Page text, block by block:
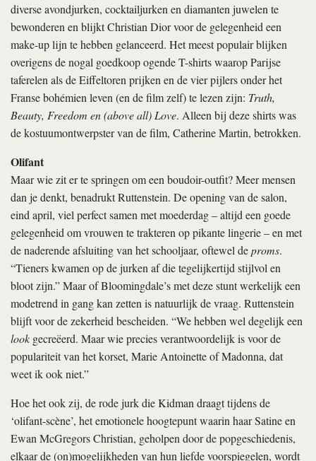
diverse avondjurken, cocktailjurken en diamanten juwelen te
bewonderen en blijkt Christian Dior voor de gelegenheid een
make-up lijn te hebben gelanceerd. Het meest populair blijken
overigens de nogal goedkoop ogende T-shirts waarop Parijse
taferelen als de Eiffeltoren prijken en de vier pijlers onder het
Franse bohémien leven (en de film zelf) te lezen zijn: Truth,
Beauty, Freedom en (above all) Love. Alleen bij deze shirts was
de kostuumontwerpster van de film, Catherine Martin, betrokken.
Olifant
Maar wie zit er te springen om een boudoir-outfit? Meer mensen
dan je denkt, benadrukt Ruttenstein. De opening van de salon,
eind april, viel perfect samen met moederdag – altijd een goede
gelegenheid om vrouwen te trakteren op pikante lingerie – en met
de naderende afsluiting van het schooljaar, oftewel deproms.
“Tieners kwamen op de jurken af die tegelijkertijd stijlvol en
bloot zijn.” Maar of Bloomingdale’s met deze stunt werkelijk een
modetrend in gang kan zetten is natuurlijk de vraag. Ruttenstein
blijft voor de zekerheid bescheiden. “We hebben wel degelijk een
look gecreëerd. Maar wie precies verantwoordelijk is voor de
populariteit van het korset, Marie Antoinette of Madonna, dat
weet ik ook niet.”
Hoe het ook zij, de rode jurk die Kidman draagt tijdens de
‘olifant-scène’, het emotionele hoogtepunt waarin haar Satine en
Ewan McGregors Christian, geholpen door de popgeschiedenis,
elkaar de (on)mogelijkheden van hun liefde voorspiegelen, wordt